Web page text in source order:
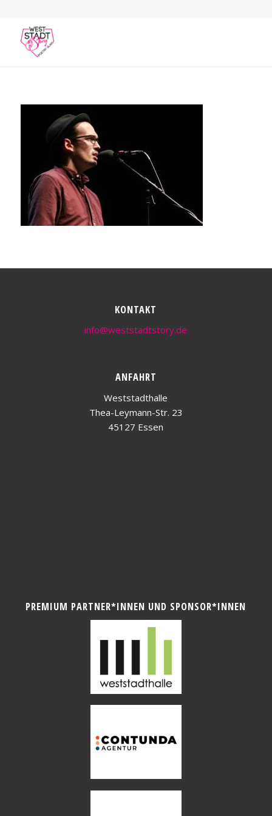
KONTAKT
info@weststadtstory.de
ANFAHRT
Weststadthalle
Thea-Leymann-Str. 23
45127 Essen
PREMIUM PARTNER*INNEN UND SPONSOR*INNEN